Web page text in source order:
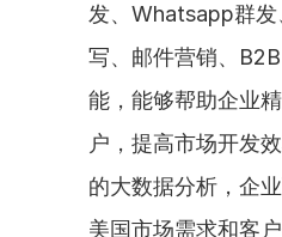
发、Whatsapp群
写、邮件营销、
能，能够帮助企业
户，提高市场开发
的大数据分析，企
美国市场需求和客